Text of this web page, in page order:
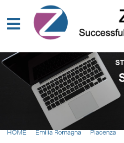
HOME Emilia Romagna Piacenza